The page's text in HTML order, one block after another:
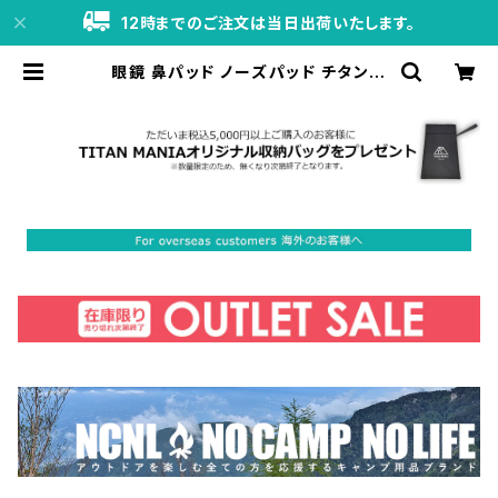
12時までのご注文は当日出荷いたします。
眼鏡 鼻パッド ノーズパッド チタン製
ングラス 鼻あて 滑り止め 交換用 | TI
TAN MANIA（チタンマニア）公式オ
ンラインストア